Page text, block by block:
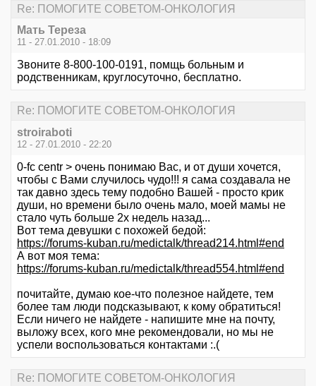
Re: ПОМОГИТЕ СОВЕТОМ-ОНКОЛОГИЯ
Мать Тереза
11 - 27.01.2010 - 18:09
Звоните 8-800-100-0191, помщь больным и
родственникам, круглосуточно, бесплатно.
Re: ПОМОГИТЕ СОВЕТОМ-ОНКОЛОГИЯ
stroiraboti
12 - 27.01.2010 - 22:20
0-fc centr > очень понимаю Вас, и от души хочется,
чтобы с Вами случилось чудо!!! я сама создавала не
так давно здесь тему подобно Вашей - просто крик
души, но времени было очень мало, моей мамы не
стало чуть больше 2х недель назад...
Вот тема девушки с похожей бедой:
https://forums-kuban.ru/medictalk/thread214.html#end
А вот моя тема:
https://forums-kuban.ru/medictalk/thread554.html#end
почитайте, думаю кое-что полезное найдете, тем
более там люди подсказывают, к кому обратиться!
Если ничего не найдете - напишите мне на почту,
выложу всех, кого мне рекомендовали, но мы не
успели воспользоваться контактами :.(
Re: ПОМОГИТЕ СОВЕТОМ-ОНКОЛОГИЯ